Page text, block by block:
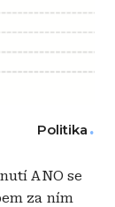
Politika
ANO se
za ním